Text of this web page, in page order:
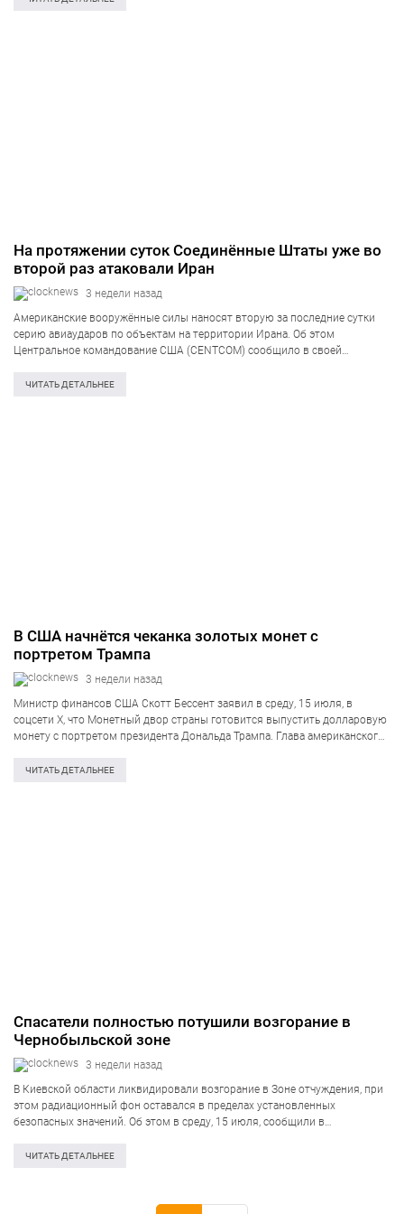
На протяжении суток Соединённые Штаты уже во
второй раз атаковали Иран
3 недели назад
Американские вооружённые силы наносят вторую за последние сутки
серию авиаударов по объектам на территории Ирана. Об этом
Центральное командование США (CENTCOM) сообщило в своей
волне ударов по Ирану. Эти атаки нацелены…
ЧИТАТЬ ДЕТАЛЬНЕЕ
В США начнётся чеканка золотых монет с
портретом Трампа
3 недели назад
Министр финансов США Скотт Бессент заявил в среду, 15 июля, в
соцсети X, что Монетный двор страны готовится выпустить долларовую
монету с портретом президента Дональда Трампа. Глава американского
стороне размещён профиль…
ЧИТАТЬ ДЕТАЛЬНЕЕ
Спасатели полностью потушили возгорание в
Чернобыльской зоне
3 недели назад
В Киевской области ликвидировали возгорание в Зоне отчуждения, при
этом радиационный фон оставался в пределах установленных
безопасных значений. Об этом в среду, 15 июля, сообщили в
«Благодаря действиям подразделений ГСЧС удалось не допустить
ЧИТАТЬ ДЕТАЛЬНЕЕ